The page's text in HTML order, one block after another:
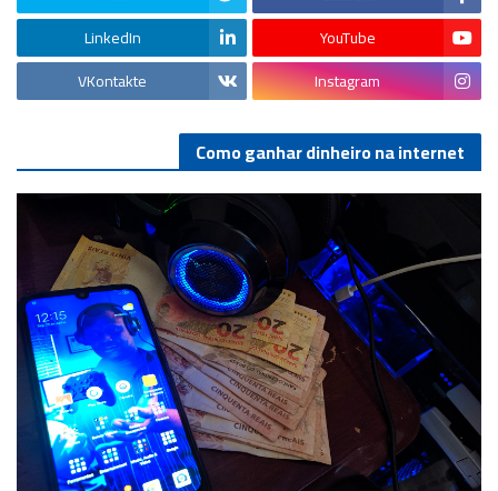
YouTube
LinkedIn
Instagram
VKontakte
Como ganhar dinheiro na internet